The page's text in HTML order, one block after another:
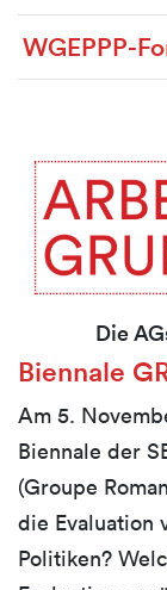
WGEPPP-
Die
Biennale
Am 5.
Biennale der
(Groupe
die Evaluation
Politiken?